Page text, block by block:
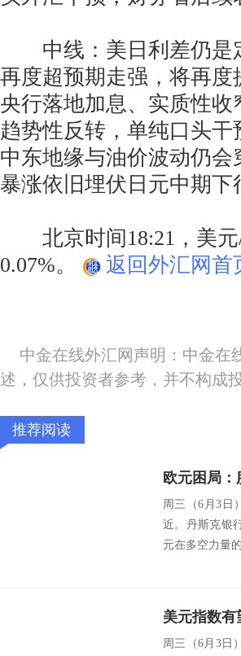
中线：美日利差仍是
再度超预期走强，将再
央行落地加息、实质性
趋势性反转，单纯口头
中东地缘与油价波动仍
暴涨依旧埋伏日元中期下
北京时间18:21，美元/
0.07%。
返回外汇网首
中金在线外汇网声明：中金在
述，仅供投资者参考，并不构成
推荐阅读
周三（6月3日
近。丹斯克银
元在多空力量
周三（6月3日